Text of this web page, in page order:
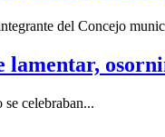
del Concejo
lamentar,
celebraban...